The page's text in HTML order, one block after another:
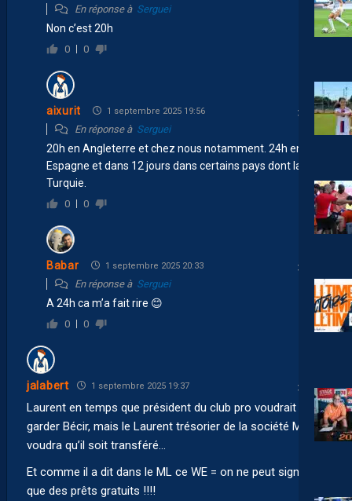
En réponse à Serguei
Non c’est 20h
0 0
aixurit 1 septembre 2025 19:56
En réponse à Serguei
20h en Angleterre et chez nous notamment. 24h en
Espagne et dans 12 jours dans certains pays dont la
Turquie.
0 0
Babar 1 septembre 2025 20:33
En réponse à Serguei
A 24h ca m’a fait rire 😊
0 0
jalabert 1 septembre 2025 19:37
Laurent en temps que président du club pro voudrait
garder Bécir, mais le Laurent trésorier de la société MHSC
voudra qu’il soit transféré…
Et comme il a dit dans le ML ce WE = on ne peut signer
que des prêts gratuits !!!!